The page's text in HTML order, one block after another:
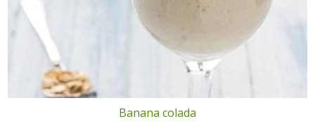
Banana colada